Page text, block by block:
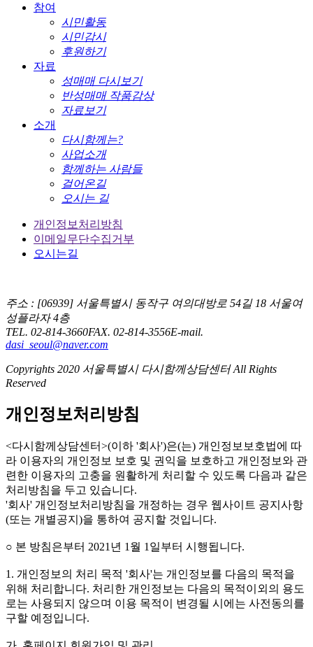
참여
시민활동
시민감시
후원하기
자료
성매매 다시보기
반성매매 작품감상
자료보기
소개
다시함께는?
사업소개
함께하는 사람들
걸어온길
오시는 길
개인정보처리방침
이메일무단수집거부
오시는길
주소 : [06939] 서울특별시 동작구 여의대방로 54길 18 서울여
성플라자 4층
TEL. 02-814-3660FAX. 02-814-3556E-mail.
dasi_seoul@naver.com
Copyrights 2020 서울특별시 다시함께상담센터 All Rights
Reserved
개인정보처리방침
<다시함께상담센터>(이하 '회사')은(는) 개인정보보호법에 따
라 이용자의 개인정보 보호 및 권익을 보호하고 개인정보와 관
련한 이용자의 고충을 원활하게 처리할 수 있도록 다음과 같은
처리방침을 두고 있습니다.
'회사' 개인정보처리방침을 개정하는 경우 웹사이트 공지사항
(또는 개별공지)을 통하여 공지할 것입니다.
○ 본 방침은부터 2021년 1월 1일부터 시행됩니다.
1. 개인정보의 처리 목적 '회사'는 개인정보를 다음의 목적을
위해 처리합니다. 처리한 개인정보는 다음의 목적이외의 용도
로는 사용되지 않으며 이용 목적이 변경될 시에는 사전동의를
구할 예정입니다.